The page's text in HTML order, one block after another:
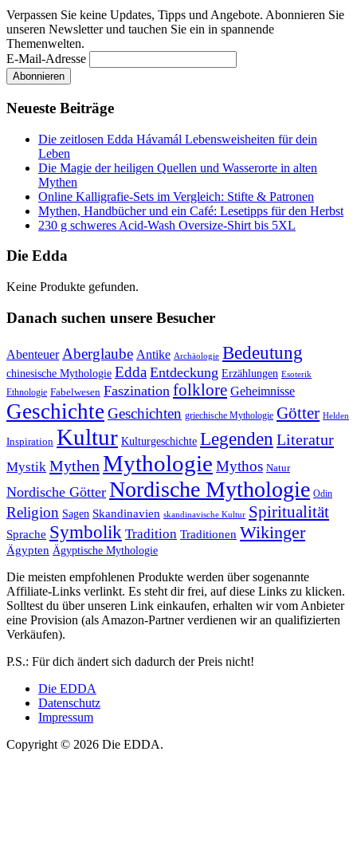
Verpassen Sie keine Updates, Tipps und Angebote. Abonnieren Sie
unseren Newsletter und tauchen Sie ein in spannende
Themenwelten.
E-Mail-Adresse
Neueste Beiträge
Die zeitlosen Edda Hávamál Lebensweisheiten für dein
Leben
Die Magie der heiligen Quellen und Wasserorte in alten
Mythen
Online Kalligrafie‑Sets im Vergleich: Stifte & Patronen
Mythen, Handbücher und ein Café: Lesetipps für den Herbst
230 g schweres Acid-Wash Oversize-Shirt bis 5XL
Die Edda
Keine Produkte gefunden.
Danach suchen unsere Besucher
Abenteuer Aberglaube Antike Archäologie Bedeutung
chinesische Mythologie Edda Entdeckung Erzählungen Esoterik
Ethnologie Fabelwesen Faszination folklore Geheimnisse
Geschichte Geschichten griechische Mythologie Götter Helden
Inspiration Kultur Kulturgeschichte Legenden Literatur
Mystik Mythen Mythologie Mythos Natur
Nordische Götter Nordische Mythologie Odin
Religion Sagen Skandinavien skandinavische Kultur Spiritualität
Sprache Symbolik Tradition Traditionen Wikinger
Ägypten Ägyptische Mythologie
Die meisten empfohlenen Produkte werden über sogenannte
Affiliate-Links verlinkt. Es steht dir frei, auf diese Links zu klicken.
Solltest du über unseren Link einkaufen, erhalten wir vom Anbieter
eine Provision (als Amazon-Partner verdienen wir an qualifizierten
Verkäufen).
P.S.: Für dich ändert sich dadurch der Preis nicht!
Die EDDA
Datenschutz
Impressum
Copyright © 2026 Die EDDA.